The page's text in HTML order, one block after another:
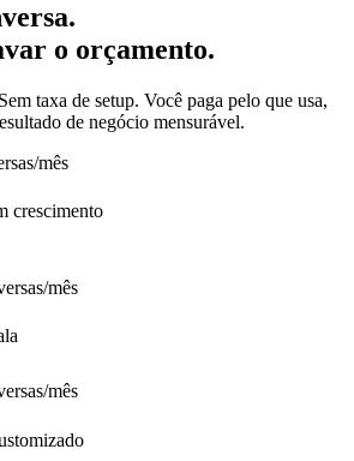
o orçamento.
taxa de setup. Você paga pelo que usa,
de negócio mensurável.
mês
crescimento
mês
mês